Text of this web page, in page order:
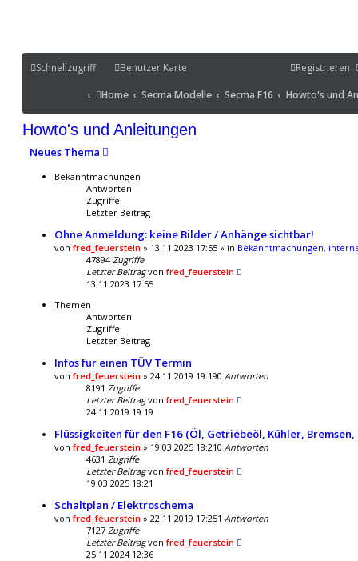
Schnellzugriff Benutzer Karte Registrieren
PortalHome Secma Modelle Secma F16 Howto's und
Schnellzugriff
Benutzer Karte
Home Secma Modelle Secma F16 Howto's und
Howto's und Anleitungen
Neues Thema
Bekanntmachungen
Antworten
Zugriffe
Letzter Beitrag
Ohne Anmeldung: keine Bilder / Anhänge sichtbar!
vonfred_feuerstein » 13.11.2023 17:55 » in Bekanntmachungen,
47894 Zugriffe
Letzter Beitragvonfred_feuerstein
13.11.2023 17:55
Themen
Antworten
Zugriffe
Letzter Beitrag
Infos für einen TÜV Termin
vonfred_feuerstein » 24.11.2019 19:190 Antworten
8191 Zugriffe
Letzter Beitragvonfred_feuerstein
24.11.2019 19:19
Flüssigkeiten für den F16 (Öl, Getriebeöl, Kühler, Bremsen,
vonfred_feuerstein » 19.03.2025 18:210 Antworten
4631 Zugriffe
Letzter Beitragvonfred_feuerstein
19.03.2025 18:21
Schaltplan / Elektroschema
vonfred_feuerstein » 22.11.2019 17:251 Antworten
7127 Zugriffe
Letzter Beitragvonfred_feuerstein
25.11.2024 12:36